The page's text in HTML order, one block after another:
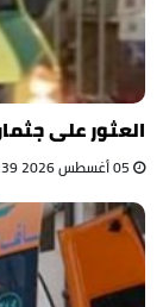
العثور على